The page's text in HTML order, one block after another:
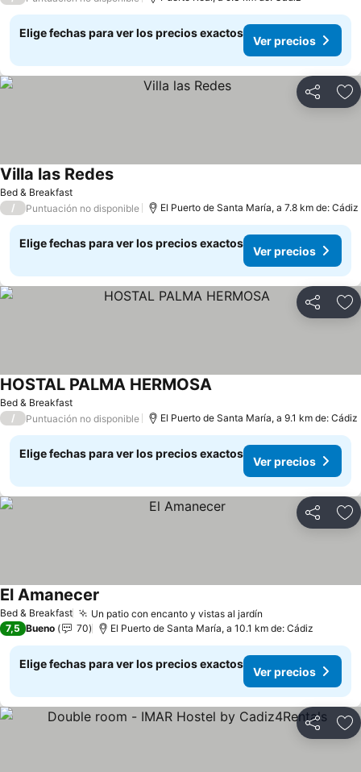
Elige fechas para ver los precios exactos
Ver precios
Compartir
Bed & Breakfast
Villa las Redes
/ Puntuación no disponible El Puerto de Santa María, a 7.8 km de: Cádiz
Elige fechas para ver los precios exactos
Ver precios
Compartir
Bed & Breakfast
HOSTAL PALMA HERMOSA
/ Puntuación no disponible El Puerto de Santa María, a 9.1 km de: Cádiz
Elige fechas para ver los precios exactos
Ver precios
Compartir
Bed & Breakfast Un patio con encanto y vistas al jardín
El Amanecer
7,5 Bueno 70 El Puerto de Santa María, a 10.1 km de: Cádiz
Elige fechas para ver los precios exactos
Ver precios
Compartir